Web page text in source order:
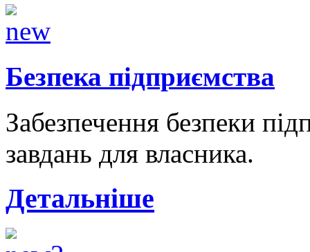
Безпека підприємства
Забезпечення безпеки
завдань для власника.
Детальніше